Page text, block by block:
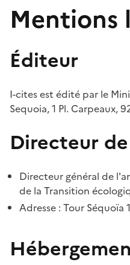
Mentions
Éditeur
I-cites est édité par le
Sequoia, 1 Pl. Carpeaux,
Directeur
Directeur général de
de la Transition
Adresse : Tour Séquoïa